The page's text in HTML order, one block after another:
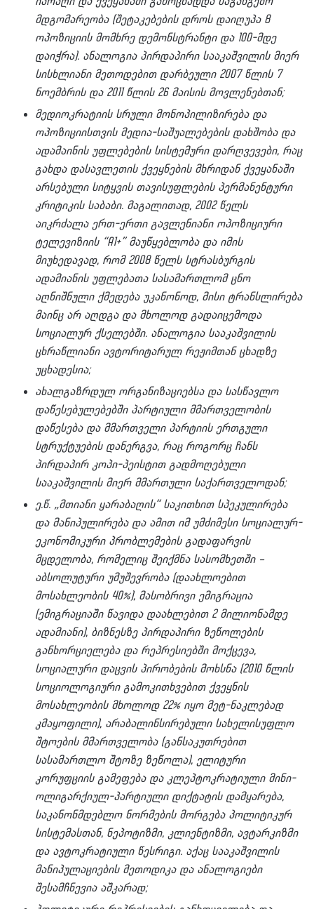
მდგომარეობა (შეტაკებების დროს დაიღუპა 8
ოპოზიციის მომხრე დემონსტრანტი და 100-მდე
დაიჭრა). ანალოგია პირდაპირი სააკაშვილის მიერ
სისხლიანი მეთოდებით დარბეული 2007 წლის 7
ნოემბრის და 2011 წლის 26 მაისის მოვლენებთან;
მედიოკრატიის სრული მონოპილიზირება და
ოპოზიციისთვის მედია-საშუალებების დახშობა და
ადამაინის უფლებების სისტემური დარღვევები, რაც
გახდა დასავლეთის ქვეყნების მხრიდან ქვეყანაში
არსებული სიტყვის თავისუფლების პერმანენტური
კრიტიკის საბაბი. მაგალითად, 2002 წელს
აიკრძალა ერთ-ერთი გავლენიანი ოპოზიციური
ტელევიზიის “A1+”მაუწყებლობა და იმის
მიუხედავად, რომ 2008 წელს სტრასბურგის
ადამიანის უფლებათა სასამართლომ ცნო
აღნიშნული ქმედება უკანონოდ, მისი ტრანსლირება
მაინც არ აღდგა და მხოლოდ გადაიცემოდა
სოციალურ ქსელებში. ანალოგია სააკაშვილის
ცხრაწლიანი ავტორიტარულ რეჟიმთან ცხადზე
უცხადესია;
ახალგაზრდულ ორგანიზაციებსა და სასწავლო
დაწესებულებებში პარტიული მმართველობის
დაწესება და მმართველი პარტიის ერთგული
სტრუქტუების დანერგვა, რაც როგორც ჩანს
პირდაპირ კოპი-პეისტით გადმოღებული
სააკაშვილის მიერ მმართული საქართველოდან;
ე.წ. „მთიანი ყარაბაღის“ საკითხით სპეკულირება
და მანიპულირება და ამით იმ უმძიმესი სოციალურ-
ეკონომიკური პრობლემების გადაფარვის
მცდელობა, რომელიც შეიქმნა სასომხეთში –
აბსოლუტური უმუშევრობა (დაახლოებით
მოსახლეობის 40%), მასობრივი ემიგრაცია
(ემიგრაციაში წავიდა დაახლებით 2 მილიონამდე
ადამიანი), ბიზნესზე პირდაპირი ზეწოლების
განხორციელება და რეპრესიებში მოქცევა,
სოციალური დაცვის პირობების მოხსნა (2010 წლის
სოციოლოგიური გამოკითხვებით ქვეყნის
მოსახლეობის მხოლოდ 22% იყო მეტ-ნაკლებად
კმაყოფილი), არაბალინსირებული სახელისუფლო
შტოების მმართველობა (განსაკუთრებით
სასამართლო შტოზე ზეწოლა), ელიტური
კორუფციის გამეფება და კლეპტოკრატიული მინი-
ოლიგარქიულ-პარტიული დიქტატის დამყარება,
საკანონმდებლო ნორმების მორგება პოლიტიკურ
სისტემასთან, ნეპოტიზმი, კლიენტიზმი, ავტარკიზმი
და ავტოკრატიული წესრიგი. აქაც სააკაშვილის
მანიპულაციების მეთოდიკა და ანალოგიები
შესამჩნევია აშკარად;